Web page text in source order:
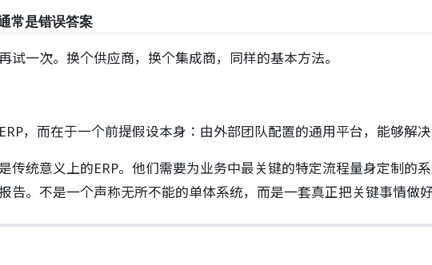
常是错误答案
试一次。换个供应商，换个集成商，同样的基本方法。
，而在于一个前提假设本身：由外部团队配置的通用平台，能够解决
传统意义上的ERP。他们需要为业务中最关键的特定流程量身定制的
告。不是一个声称无所不能的单体系统，而是一套真正把关键事情做好